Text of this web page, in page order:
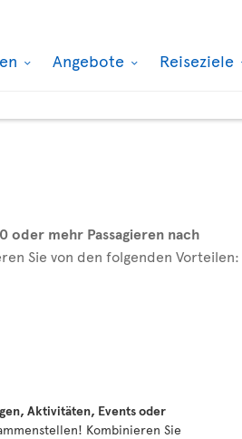
Angebote Reiseziele
oder mehr Passagieren nach
Sie von den folgenden Vorteilen:
Aktivitäten, Events oder
Kombinieren Sie